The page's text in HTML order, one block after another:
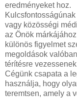
eredményeket hoz.
vagy közösségi
az Önök
különös figyelmet
megoldások
térítésre
Cégünk csapata a
használja, hogy
teremtsen, amely a